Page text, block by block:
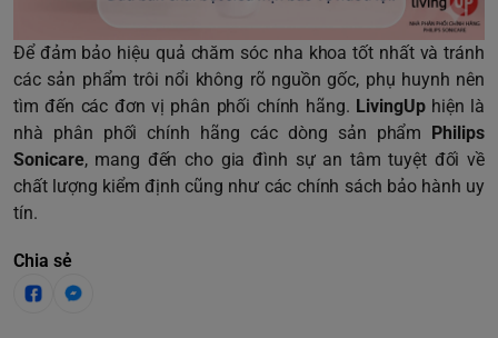
Để đảm bảo hiệu quả chăm sóc nha khoa tốt nhất và tránh
các sản phẩm trôi nổi không rõ nguồn gốc, phụ huynh nên
tìm đến các đơn vị phân phối chính hãng. LivingUphiện là
nhà phân phối chính hãng các dòng sản phẩm Philips
Sonicare, mang đến cho gia đình sự an tâm tuyệt đối về
chất lượng kiểm định cũng như các chính sách bảo hành uy
tín.
Chia sẻ